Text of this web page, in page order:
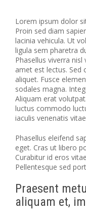
Lorem ipsum dolor
Proin sed diam
lacinia vehicula. Ut
ligula sem pharetra
Phasellus viverra
amet est lectus. Sed
aliquet. Fusce
sodales magna.
Aliquam erat
luctus commodo
iaculis venenatis
Phasellus eleifend
eget. Cras ut libero
Curabitur id eros
Pellentesque sed
Praesent
aliquam et,